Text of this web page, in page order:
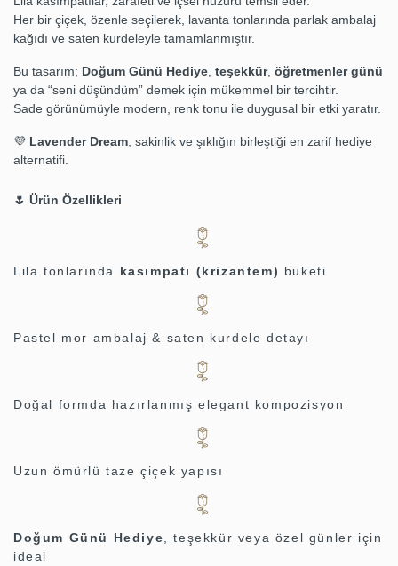
Her bir çiçek, özenle seçilerek, lavanta tonlarında parlak ambalaj
kağıdı ve saten kurdeleyle tamamlanmıştır.
Bu tasarım; Doğum Günü Hediye teşekkür, öğretmenler günü
ya da “seni düşündüm” demek için mükemmel bir tercihtir.
Sade görünümüyle modern, renk tonu ile duygusal bir etki yaratır.
💜 Lavender Dream , sakinlik ve şıklığın birleştiği en zarif hediye
alternatifi.
🌷 Ürün Özellikleri
Lila tonlarında kasımpatı (krizantem) buketi
Pastel mor ambalaj & saten kurdele detayı
Doğal formda hazırlanmış elegant kompozisyon
Uzun ömürlü taze çiçek yapısı
Doğum Günü Hediye , teşekkür veya özel günler için
ideal